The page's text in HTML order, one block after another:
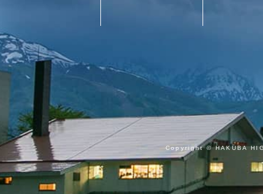
Copyright © HAKUBA